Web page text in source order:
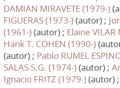
DAMIAN MIRAVETE (1979-)
FIGUERAS (1973-)(autor) ;
(1961-)(autor) ; Elaine VILAR
Hank T. COHEN (1990-)
(autor) ; Pablo RUMEL
SALAS S.G. (1974-)(autor) ;
Ignacio FRITZ (1979-)(autor) ;